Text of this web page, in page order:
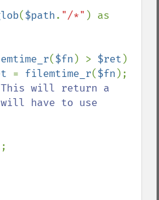
($path. "/*"
($fn ) > $ret )
= filemtime_r($fn );
will return a
will have to use
;